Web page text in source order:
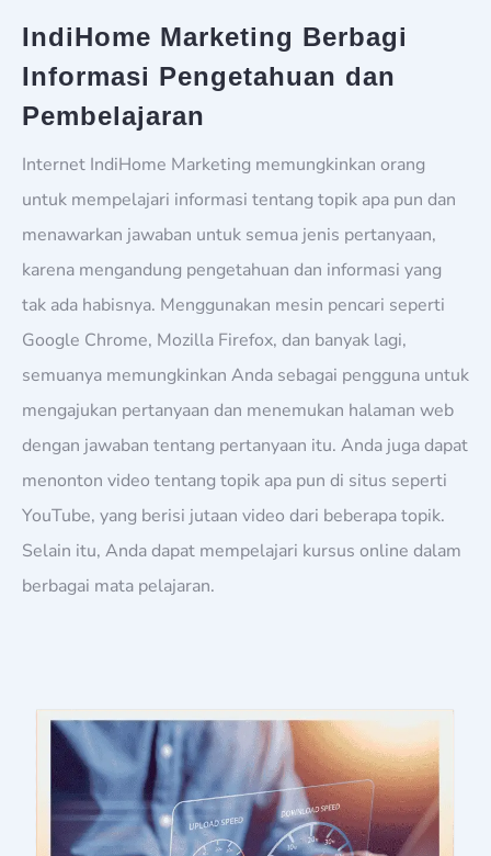
IndiHome Marketing Berbagi
Informasi Pengetahuan dan
Pembelajaran
Internet IndiHome Marketing memungkinkan orang
untuk mempelajari informasi tentang topik apa pun dan
menawarkan jawaban untuk semua jenis pertanyaan,
karena mengandung pengetahuan dan informasi yang
tak ada habisnya. Menggunakan mesin pencari seperti
Google Chrome, Mozilla Firefox, dan banyak lagi,
semuanya memungkinkan Anda sebagai pengguna untuk
mengajukan pertanyaan dan menemukan halaman web
dengan jawaban tentang pertanyaan itu. Anda juga dapat
menonton video tentang topik apa pun di situs seperti
YouTube, yang berisi jutaan video dari beberapa topik.
Selain itu, Anda dapat mempelajari kursus online dalam
berbagai mata pelajaran.